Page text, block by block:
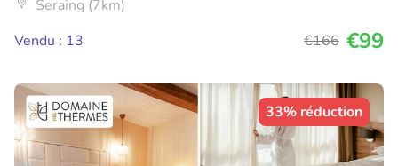
Seraing (7km)
Vendu : 13
€166 €99
33% réduction